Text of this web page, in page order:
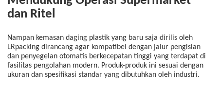
dan Ritel
Nampan kemasan daging plastik yang baru saja dirilis oleh
LRpacking dirancang agar kompatibel dengan jalur pengisian
dan penyegelan otomatis berkecepatan tinggi yang terdapat di
fasilitas pengolahan modern. Produk-produk ini sesuai dengan
ukuran dan spesifikasi standar yang dibutuhkan oleh industri.